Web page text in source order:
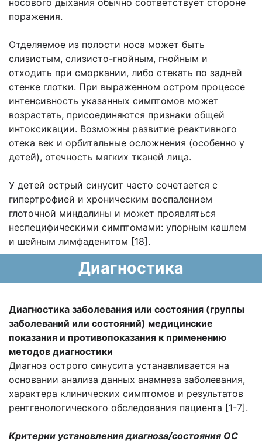
носового дыхания обычно соответствует стороне
поражения.
Отделяемое из полости носа может быть
слизистым, слизисто-гнойным, гнойным и
отходить при сморкании, либо стекать по задней
стенке глотки. При выраженном остром процессе
интенсивность указанных симптомов может
возрастать, присоединяются признаки общей
интоксикации. Возможны развитие реактивного
отека век и орбитальные осложнения (особенно у
детей), отечность мягких тканей лица.
У детей острый синусит часто сочетается с
гипертрофией и хроническим воспалением
глоточной миндалины и может проявляться
неспецифическими симптомами: упорным кашлем
и шейным лимфаденитом [18].
Диагностика
Диагностика заболевания или состояния (группы
заболеваний или состояний) медицинские
показания и противопоказания к применению
методов диагностики
Диагноз острого синусита устанавливается на
основании анализа данных анамнеза заболевания,
характера клинических симптомов и результатов
рентгенологического обследования пациента [1-7].
Критерии установления диагноза/состояния ОС